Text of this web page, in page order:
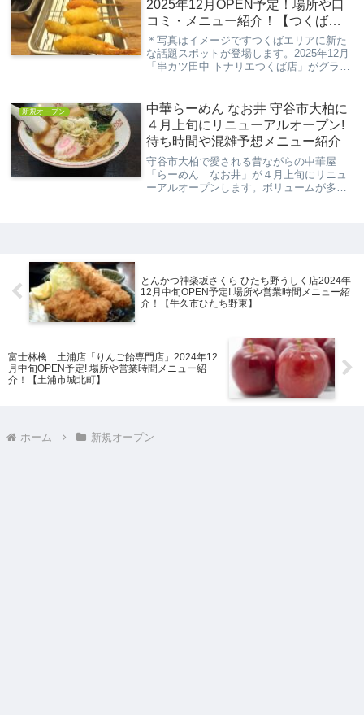
2025年12月OPEN予定！場所や口
コミ・メニュー紹介！【つくば市
吾妻】
＊写真はイメージですつくばエリアに新た
な話題スポットが登場します。2025年12月
「串カツ田中 トナリエつくば店」がグラン
すぐそばの便利な場所にやってきます。家
族連...
新規オープン
中華らーめん なお井 守谷市大柏に
４月上旬にリニューアルオープン!
待ち時間や混雑予想メニュー紹介
守谷市大柏で愛される昔ながらの中華屋
「らーめん なお井」が４月上旬にリニュ
ーアルオープンします。ボリュームが多く
とんかつ神楽坂さくら ひたち野うしく店2024年
12月中旬OPEN予定! 場所や営業時間メニュー紹
介！【牛久市ひたち野東】
富士林檎 土浦店「りんご飴専門店」2024年12
月中旬OPEN予定! 場所や営業時間メニュー紹
介！【土浦市城北町】
ホーム 新規オープン